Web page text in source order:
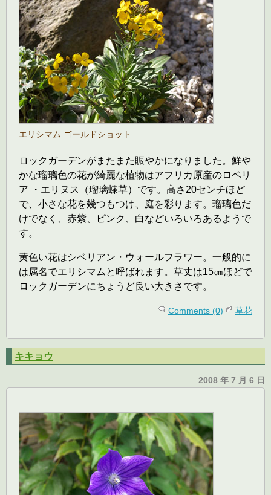
エリシマム ゴールドショット
ロックガーデンがまたまた賑やかになりました。鮮や
かな瑠璃色の花が綺麗な植物はアフリカ原産のロベリ
ア ・エリヌス（瑠璃蝶草）です。高さ20センチほど
で、小さな花を幾つもつけ、庭を彩ります。瑠璃色だ
けでなく、赤紫、ピンク、白などいろいろあるようで
す。
黄色い花はシベリアン・ウォールフラワー。一般的に
は属名でエリシマムと呼ばれます。草丈は15㎝ほどで
ロックガーデンにちょうど良い大きさです。
Comments (0) 草花
キキョウ
2008 年 7 月 6 日